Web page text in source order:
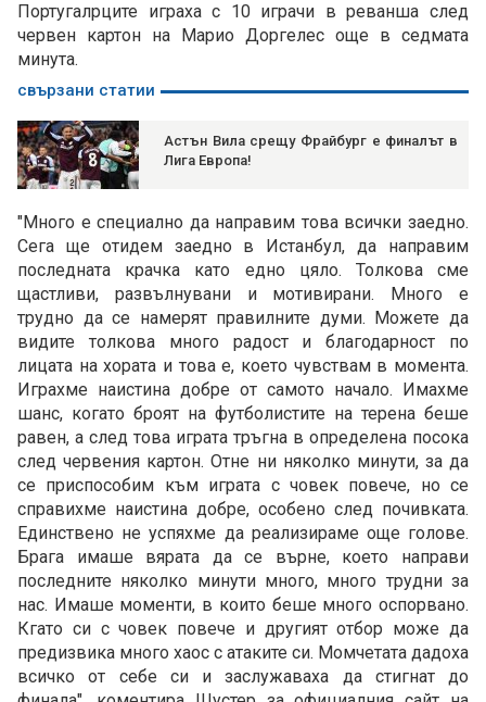
Португалрците играха с 10 играчи в реванша след
червен картон на Марио Доргелес още в седмата
минута.
свързани статии
Астън Вила срещу Фрайбург е финалът в
Лига Европа!
"Много е специално да направим това всички заедно.
Сега ще отидем заедно в Истанбул, да направим
последната крачка като едно цяло. Толкова сме
щастливи, развълнувани и мотивирани. Много е
трудно да се намерят правилните думи. Можете да
видите толкова много радост и благодарност по
лицата на хората и това е, което чувствам в момента.
Играхме наистина добре от самото начало. Имахме
шанс, когато броят на футболистите на терена беше
равен, а след това играта тръгна в определена посока
след червения картон. Отне ни няколко минути, за да
се приспособим към играта с човек повече, но се
справихме наистина добре, особено след почивката.
Единствено не успяхме да реализираме още голове.
Брага имаше вярата да се върне, което направи
последните няколко минути много, много трудни за
нас. Имаше моменти, в които беше много оспорвано.
Кгато си с човек повече и другият отбор може да
предизвика много хаос с атаките си. Момчетата дадоха
всичко от себе си и заслужаваха да стигнат до